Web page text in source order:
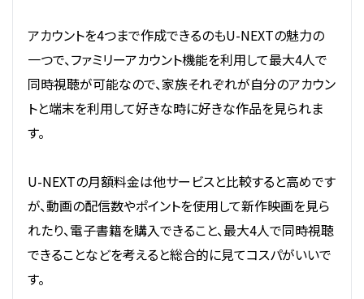
アカウントを4つまで作成できるのもU-NEXTの魅力の
一つで、ファミリーアカウント機能を利用して最大4人で
同時視聴が可能なので、家族それぞれが自分のアカウン
トと端末を利用して好きな時に好きな作品を見られま
す。
U-NEXTの月額料金は他サービスと比較すると高めです
が、動画の配信数やポイントを使用して新作映画を見ら
れたり、電子書籍を購入できること、最大4人で同時視聴
できることなどを考えると総合的に見てコスパがいいで
す。